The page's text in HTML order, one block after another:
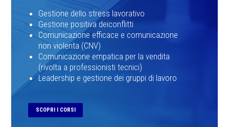
Gestione dello stress lavorativo
Gestione positiva deiconflitti
Comunicazione efficace e comunicazione
non violenta (CNV)
Comunicazione empatica per la vendita
(rivolta a professionisti tecnici)
Leadership e gestione dei gruppi di lavoro
SCOPRI I CORSI